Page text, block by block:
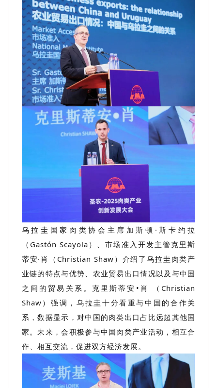
乌拉圭国家肉类协会主席加斯顿 ·斯卡约拉
（Gastón Scayola）、市场准入开发主管克里斯
蒂安·肖（Christian Shaw）介绍了乌拉圭肉类产
业链的特点与优势、农业贸易出口情况以及与中国
之间的贸易关系。 克里斯蒂安 •肖 （Christian
Shaw）强调，乌拉圭十分看重与中国的合作关
系，数据显示，对中国的肉类出口占比远超其他国
家。未来，会积极参与中国肉类产业活动，相互合
作、相互交流，促进双方经济发展。